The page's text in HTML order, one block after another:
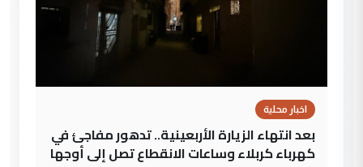
اخبار محلية
بعد انتهاء الزيارة الأربعينية.. تدهور مفاجئ في
كهرباء كربلاء وساعات الانقطاع تصل إلى أوجها